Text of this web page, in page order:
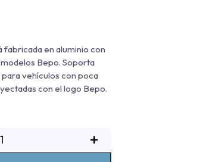
fabricada en aluminio con
Bepo. Soporta
vehículos con poca
con el logo Bepo.
+